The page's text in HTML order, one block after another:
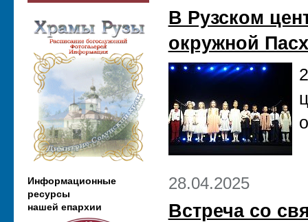
Информационные
ресурсы
нашей епархии
В Рузском
окружной
28.04.2025
Встреча со